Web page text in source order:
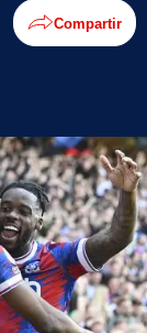
Compartir